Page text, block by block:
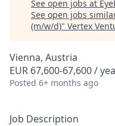
See open jobs at
See open jobs
(m/w/d)" Vertex
Vienna, Austria
EUR 67,600-67,600 /
Posted 6+ months ago
Job Description